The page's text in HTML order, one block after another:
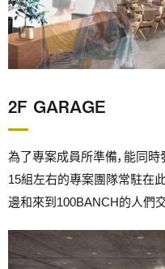
2F GARAGE
為了專案成員所準備，能同
15組左右的專案團隊常駐在
邊和來到100BANCH的人們交